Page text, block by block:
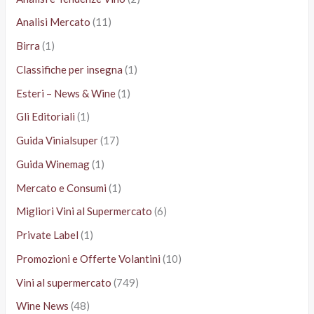
Analisi Mercato (11)
Birra (1)
Classifiche per insegna (1)
Esteri – News & Wine(1)
Gli Editoriali (1)
Guida Vinialsuper(17)
Guida Winemag(1)
Mercato e Consumi (1)
Migliori Vini al Supermercato (6)
Private Label (1)
Promozioni e Offerte Volantini (10)
Vini al supermercato (749)
Wine News (48)